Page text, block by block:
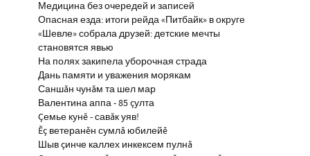
Медицина без очередей и записей
Опасная езда: итоги рейда «Питбайк» в округе
«Шевле» собрала друзей: детские мечты
становятся явью
На полях закипела уборочная страда
Дань памяти и уважения морякам
Саншăн чунăм та шел мар
Валентина аппа - 85 çулта
Çемье кунĕ - савăк уяв!
Ĕç ветеранĕн сумлă юбилейĕ
Шыв çинче каллех инкексем пулнă